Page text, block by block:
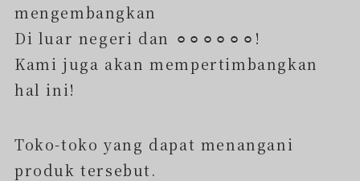
mengembangkan
Di luar negeri dan ⚪︎⚪︎⚪︎⚪︎⚪︎⚪︎!
Kami juga akan mempertimbangkan
hal ini!
Toko-toko yang dapat menangani
produk tersebut.